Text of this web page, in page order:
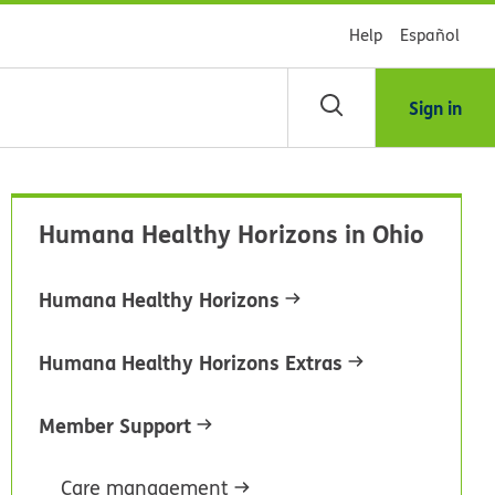
Help Español
Sign in
Humana Healthy Horizons in Ohio
Humana Healthy Horizons
Humana Healthy Horizons Extras
Member Support
Care management